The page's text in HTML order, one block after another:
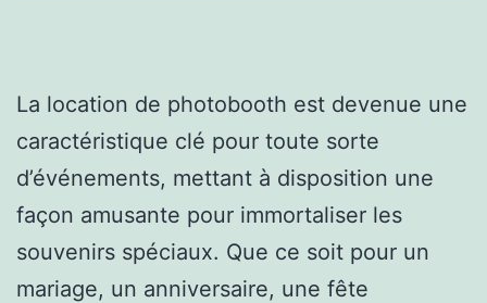
La location de photobooth est devenue une
caractéristique clé pour toute sorte
d’événements, mettant à disposition une
façon amusante pour immortaliser les
souvenirs spéciaux. Que ce soit pour un
mariage, un anniversaire, une fête